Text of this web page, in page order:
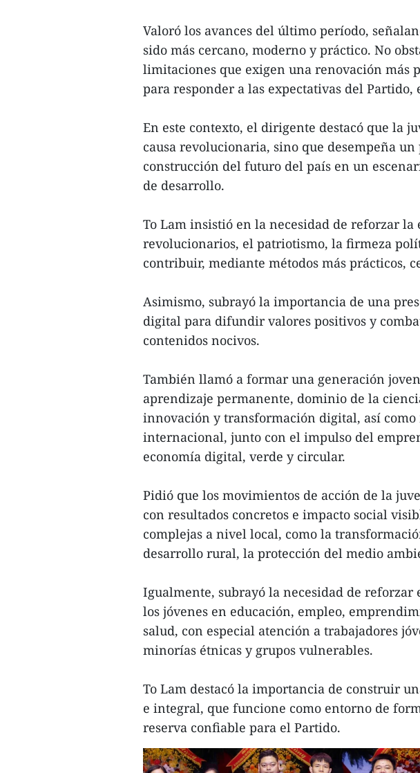
Valoró los avances del último período,
sido más cercano, moderno y práctico. No
limitaciones que exigen una renovación más
para responder a las expectativas del Partido,
En este contexto, el dirigente destacó que la
causa revolucionaria, sino que desempeña
construcción del futuro del país en un
de desarrollo.
To Lam insistió en la necesidad de reforzar la
revolucionarios, el patriotismo, la firmeza
contribuir, mediante métodos más prácticos,
Asimismo, subrayó la importancia de una
digital para difundir valores positivos y
contenidos nocivos.
También llamó a formar una generación
aprendizaje permanente, dominio de la
innovación y transformación digital, así
internacional, junto con el impulso del
economía digital, verde y circular.
Pidió que los movimientos de acción de la
con resultados concretos e impacto social
complejas a nivel local, como la
desarrollo rural, la protección del medio
Igualmente, subrayó la necesidad de
los jóvenes en educación, empleo,
salud, con especial atención a trabajadores
minorías étnicas y grupos vulnerables.
To Lam destacó la importancia de construir
e integral, que funcione como entorno de
reserva confiable para el Partido.